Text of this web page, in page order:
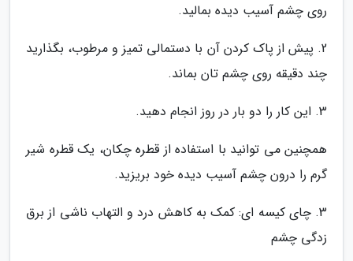
روی چشم آسیب دیده بمالید.
2. پیش از پاک کردن آن با دستمالی تمیز و مرطوب، بگذارید
چند دقیقه روی چشم تان بماند.
3. این کار را دو بار در روز انجام دهید.
همچنین می توانید با استفاده از قطره چکان، یک قطره شیر
گرم را درون چشم آسیب دیده خود بریزید.
3. چای کیسه ای: کمک به کاهش درد و التهاب ناشی از برق
زدگی چشم